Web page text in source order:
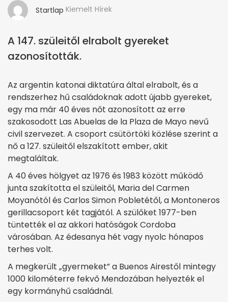
Startlap Kiemelt Hírek
A 147. szüleitől elrabolt gyereket
azonosították.
Az argentin katonai diktatúra által elrabolt, és a
rendszerhez hű családoknak adott újabb gyereket,
egy ma már 40 éves nőt azonosított az erre
szakosodott Las Abuelas de la Plaza de Mayo nevű
civil szervezet. A csoport csütörtöki közlése szerint a
nő a 127. szüleitől elszakított ember, akit
megtaláltak.
A 40 éves hölgyet az 1976 és 1983 között működő
junta szakította el szüleitől, Maria del Carmen
Moyanótól és Carlos Simon Pobletétől, a Montoneros
gerillacsoport két tagjától. A szülőket 1977-ben
tüntették el az akkori hatóságok Cordoba
városában. Az édesanya hét vagy nyolc hónapos
terhes volt.
A megkerült „gyermeket” a Buenos Airestől mintegy
1000 kilométerre fekvő Mendozában helyezték el
egy kormányhű családnál.